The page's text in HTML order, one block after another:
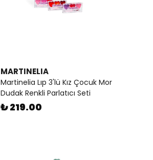
MARTINELIA
Martinelia Lıp 3'lü Kız Çocuk Mor
Dudak Renkli Parlatıcı Seti
₺ 219.00